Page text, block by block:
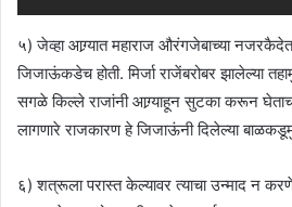
५) जेव्हा आग्र्यात महाराज औरंगजेबाच्या नजरकैदेत
जिजाऊंकडेच होती. मिर्जा राजेंबरोबर झालेल्या
सगळे किल्ले राजांनी आग्र्याहून सुटका करून
लागणारे राजकारण हे जिजाऊंनी दिलेल्या
६) शत्रूला परास्त केल्यावर त्याचा उन्माद न